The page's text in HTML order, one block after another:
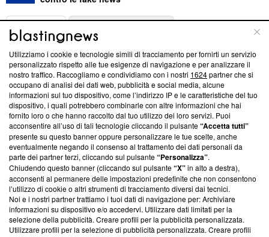
ABOUT
Questa sezione offre informazioni trasparenti su Blasting
News, sui nostri processi editoriali e su come ci impegniamo a
creare news di qualità. Inoltre, afferma la nostra aderenza a
‘Trust Project - News with Integrity’Blasting News non è
ancora membro del programma, ma ha richiesto di farne
parte; Trust Project non ha ancora effettuato una verifica di
conformità agli standard.
Su di noi
Team editoriale
Corporate
Redazione
Utilizziamo i cookie e tecnologie simili di tracciamento per fornirti un servizio
personalizzato rispetto alle tue esigenze di navigazione e per analizzare il
nostro traffico. Raccogliamo e condividiamo con i nostri 1624partner che si
occupano di analisi dei dati web, pubblicità e social media, alcune
informazioni sul tuo dispositivo, come l’indirizzo IP e le caratteristiche del tuo
dispositivo, i quali potrebbero combinarle con altre informazioni che hai
fornito loro o che hanno raccolto dal tuo utilizzo dei loro servizi. Puoi
acconsentire all’uso di tali tecnologie cliccando il pulsante“Accetta tutti”
presente su questo banner oppure personalizzare le tue scelte, anche
eventualmente negando il consenso al trattamento dei dati personali da
parte dei partner terzi, cliccando sul pulsante“Personalizza”.
Chiudendo questo banner (cliccando sul pulsante“X”in alto a destra),
acconsenti al permanere delle impostazioni predefinite che non consentono
l’utilizzo di cookie o altri strumenti di tracciamento diversi dai tecnici.
Noi e i nostri partner trattiamo i tuoi dati di navigazione per: Archiviare
informazioni su dispositivo e/o accedervi. Utilizzare dati limitati per la
selezione della pubblicità. Creare profili per la pubblicità personalizzata.
Utilizzare profili per la selezione di pubblicità personalizzata. Creare profili